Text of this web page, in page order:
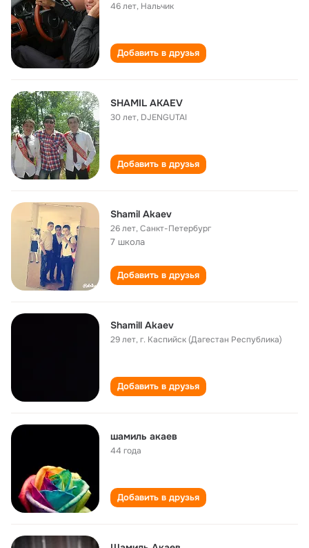
46 лет, Нальчик
Добавить в друзья
SHAMIL AKAEV
30 лет, DJENGUTAI
Добавить в друзья
Shamil Akaev
26 лет,Санкт-Петербург
7 школа
Добавить в друзья
Shamill Akaev
29 лет,г. Каспийск (Дагестан Республика)
Добавить в друзья
шамиль акаев
44 года
Добавить в друзья